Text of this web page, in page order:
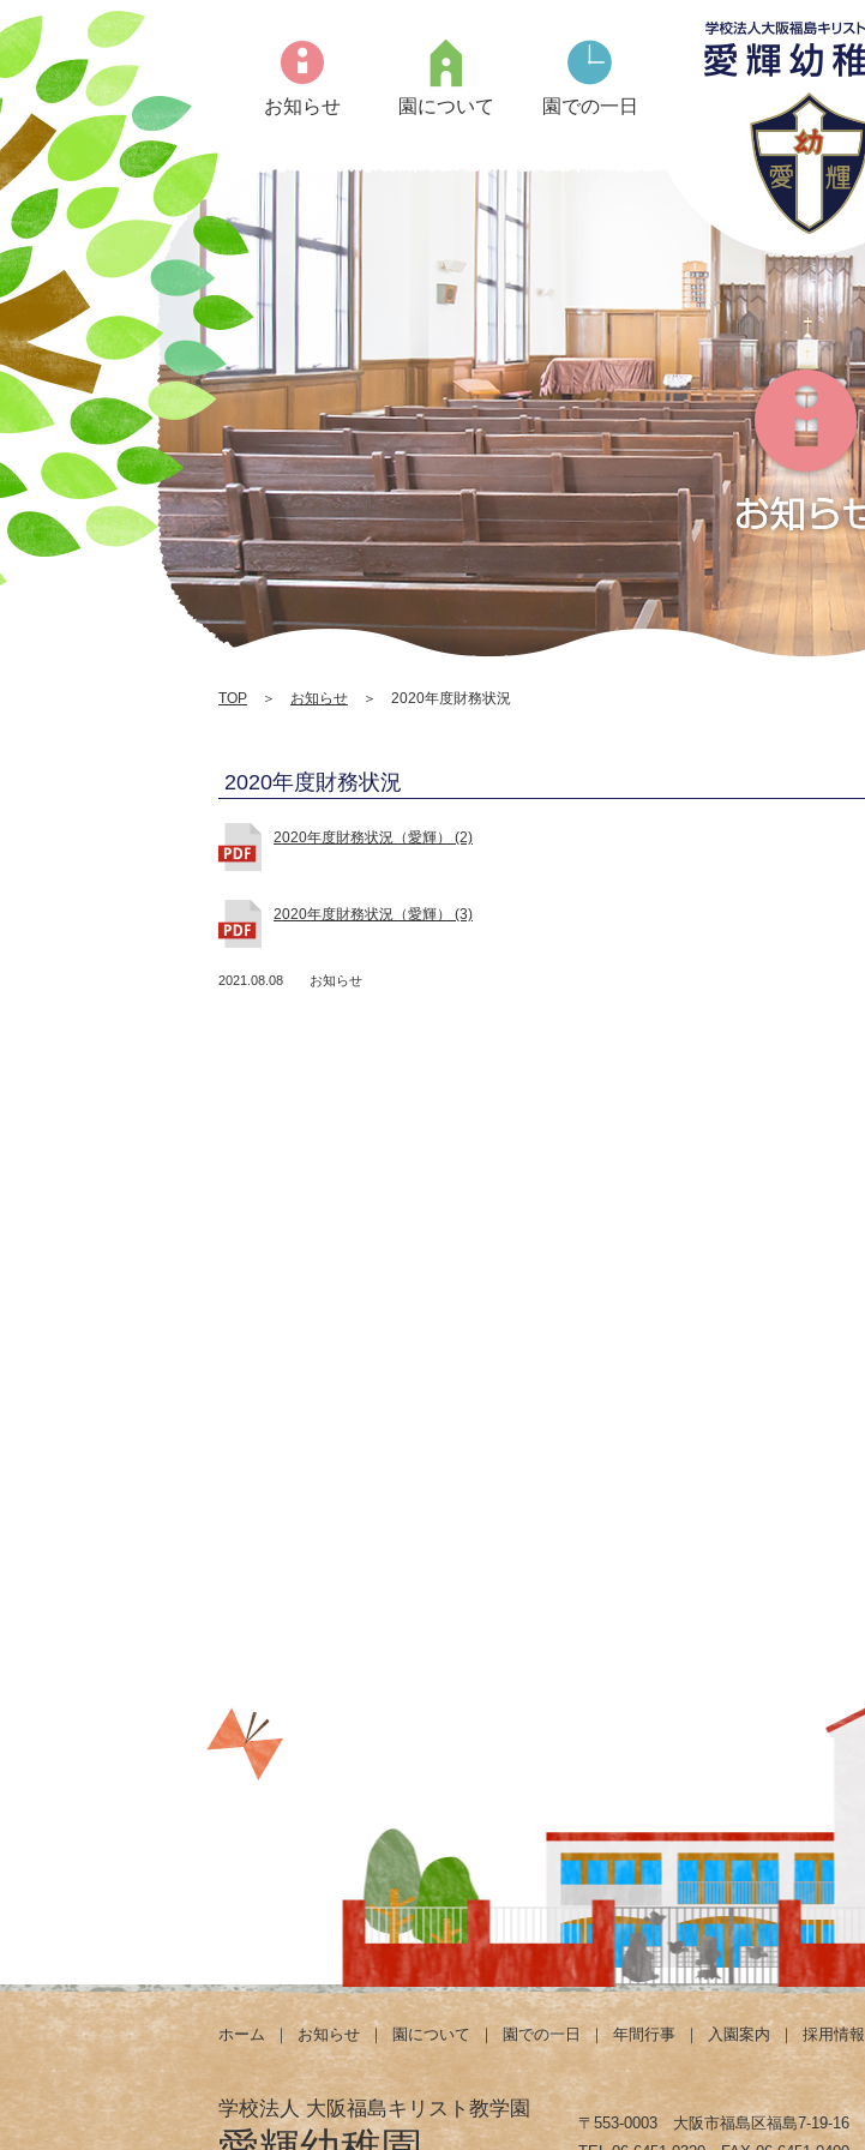
お知らせ 園について 園での一日
TOP ＞ お知らせ ＞ 2020年度財務状況
2020年度財務状況
2020年度財務状況（愛輝） (2)
2020年度財務状況（愛輝） (3)
2021.08.08 お知らせ
ホーム ｜ お知らせ ｜ 園について ｜ 園での一日 ｜ 年間行事 ｜ 入園案内 ｜ 採用情報
学校法人 大阪福島キリスト教学園
〒553-0003 大阪市福島区福島7-19-16